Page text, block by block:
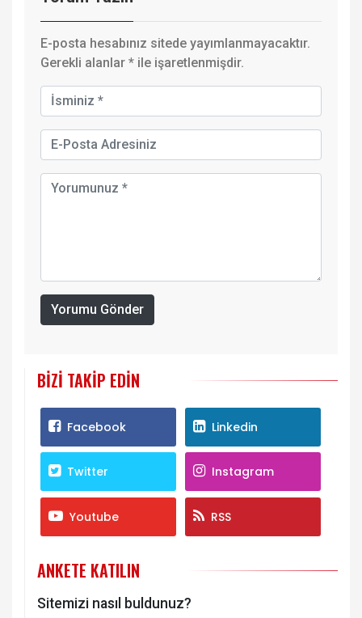
E-posta hesabınız sitede yayımlanmayacaktır.
Gerekli alanlar * ile işaretlenmişdir.
Yorumu Gönder
BIZI TAKIP EDIN
Facebook Linkedin
Twitter Instagram
Youtube RSS
ANKETE KATILIN
Sitemizi nasıl buldunuz?